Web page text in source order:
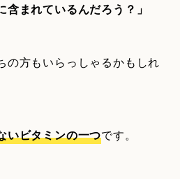
含まれているんだろう？」
の方もいらっしゃるかもしれ
いビタミンの一つです。